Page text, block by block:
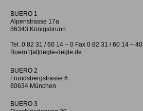
BUERO 1
Alpenstrasse 17a
86343 Königsbrunn
Tel. 0 82 31 / 60 14 – 0 Fax 0 82 31 / 60 14 – 40
Buero1[at]degle-degle.de
BUERO 2
Frundsbergstrasse 6
80634 München
BUERO 3